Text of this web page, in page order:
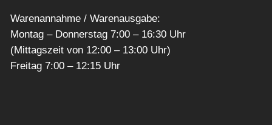
Warenannahme / Warenausgabe:
Montag – Donnerstag 7:00 – 16:30 Uhr
(Mittagszeit von 12:00 – 13:00 Uhr)
Freitag 7:00 – 12:15 Uhr